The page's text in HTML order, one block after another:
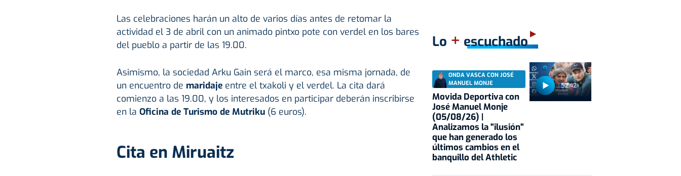
Las celebraciones harán un alto de varios días antes de retomar la
actividad el 3 de abril con un animado pintxo pote con verdel en los bares
del pueblo a partir de las 19.00.
Asimismo, la sociedad Arku Gain será el marco, esa misma jornada, de
un encuentro de maridajeentre el txakoli y el verdel. La cita dará
comienzo a las 19.00, y los interesados en participar deberán inscribirse
en la Oficina de Turismo de Mutriku(6 euros).
Cita en Miruaitz
Lo + escuchado
52:42
ONDA VASCA CON JOSÉ
MANUEL MONJE
Movida Deportiva con
José Manuel Monje
(05/08/26) |
Analizamos la "ilusión"
que han generado los
últimos cambios en el
banquillo del Athletic